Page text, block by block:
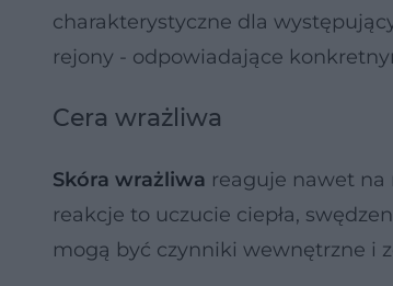
charakterystyczne dla
rejony - odpowiadające
Cera wrażliwa
Skóra wrażliwa reaguje nawet na
reakcje to uczucie ciepła,
mogą być czynniki wewnętrzne i